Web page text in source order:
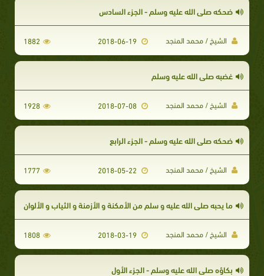
ضحكه صلى الله عليه وسلم - الجزء السادس
الشيخ / محمد المنجد 1882
غضبه صلى الله عليه وسلم
الشيخ / محمد المنجد 1928
ضحكه صلى الله عليه وسلم - الجزء الرابع
الشيخ / محمد المنجد 1777
ما يحبه صلى الله عليه و سلم من الأمكنة و الأزمنة و الثياب و الألوان
الشيخ / محمد المنجد 1808
بكاؤه صلى الله عليه وسلم - الجزء الأول